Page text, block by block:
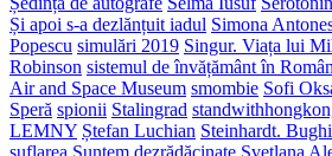
Și apoi s-a dezlănțuit iadul Simona
Popescu simulări 2019 Singur. Viața lui
Robinson sistemul de învățământ în
Air and Space Museum smombie Sofi
Speră spionii Stalingrad
LEMNY Ștefan Luchian Steinhardt.
suflarea Suntem dezrădăcinate Svetlana